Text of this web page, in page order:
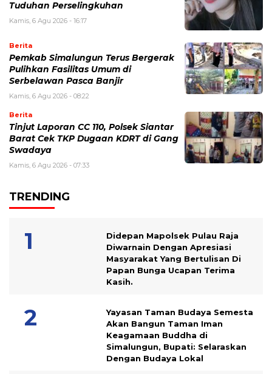
Tuduhan Perselingkuhan
Kamis, 6 Agu 2026 - 16:17
Berita
Pemkab Simalungun Terus Bergerak
Pulihkan Fasilitas Umum di
Serbelawan Pasca Banjir
Kamis, 6 Agu 2026 - 08:22
Berita
Tinjut Laporan CC 110, Polsek Siantar
Barat Cek TKP Dugaan KDRT di Gang
Swadaya
Kamis, 6 Agu 2026 - 07:33
TRENDING
Didepan Mapolsek Pulau Raja
Diwarnain Dengan Apresiasi
Masyarakat Yang Bertulisan Di
Papan Bunga Ucapan Terima
Kasih.
Yayasan Taman Budaya Semesta
Akan Bangun Taman Iman
Keagamaan Buddha di
Simalungun, Bupati: Selaraskan
Dengan Budaya Lokal